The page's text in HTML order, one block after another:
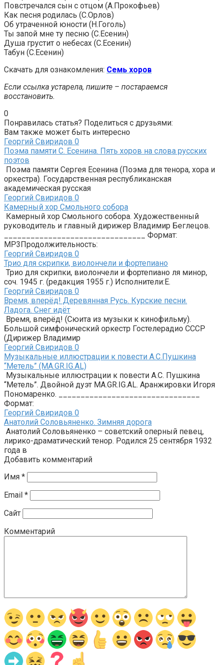
Повстречался сын с отцом (А.Прокофьев)
Как песня родилась (С.Орлов)
Об утраченной юности (Н.Гоголь)
Ты запой мне ту песню (С.Есенин)
Душа грустит о небесах (С.Есенин)
Табун (С.Есенин)
Скачать для ознакомления: Семь хоров
Если ссылка устарела, пишите – постараемся
восстановить.
0
Понравилась статья? Поделиться с друзьями:
Вам также может быть интересно
Георгий Свиридов 0
Поэма памяти С. Есенина. Пять хоров на слова русских
поэтов
Поэма памяти Сергея Есенина (Поэма для тенора, хора и
оркестра). Государственная республиканская
академическая русская
Георгий Свиридов 0
Камерный хор Смольного собора
Камерный хор Смольного собора. Художественный
руководитель и главный дирижер Владимир Беглецов.
________________________________ Формат:
MP3Продолжительность:
Георгий Свиридов 0
Трио для скрипки, виолончели и фортепиано
Трио для скрипки, виолончели и фортепиано ля минор,
соч. 1945 г. (редакция 1955 г.) Исполнители:Е.
Георгий Свиридов 0
Время, вперёд! Деревянная Русь. Курские песни.
Ладога. Снег идёт
Время, вперёд! (Сюита из музыки к кинофильму).
Большой симфонический оркестр Гостелерадио СССР
(Дирижер Владимир
Георгий Свиридов 0
Музыкальные иллюстрации к повести А.С.Пушкина
“Метель” (MA.GR.IG.AL)
Музыкальные иллюстрации к повести А.С. Пушкина
“Метель”. Двойной дуэт MA.GR.IG.AL. Аранжировки Игоря
Пономаренко. ________________________________
Формат:
Георгий Свиридов 0
Анатолий Соловьяненко. Зимняя дорога
Анатолий Соловьяненко – советский оперный певец,
лирико-драматический тенор. Родился 25 сентября 1932
года в
Добавить комментарий
Имя *
Email *
Сайт
Комментарий